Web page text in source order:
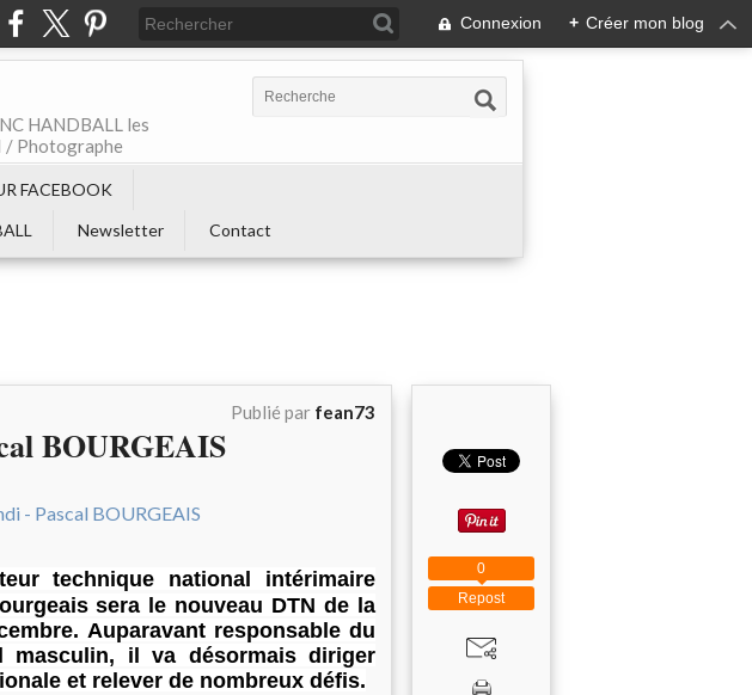
Connexion + Créer mon blog
HANDBALL les
/ Photographe
FACEBOOK
Newsletter Contact
Publié par fean73
BOURGEAIS
technique national intérimaire
sera le nouveau DTN de la
Auparavant responsable du
masculin, il va désormais diriger
et relever de nombreux défis.
Repost
0